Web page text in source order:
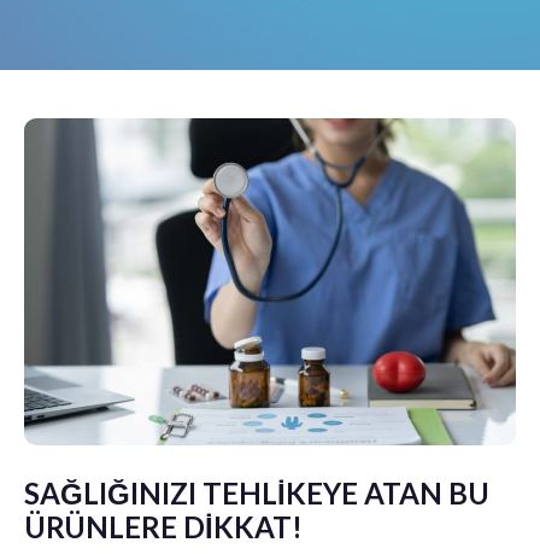
SAĞLIĞINIZI TEHLİKEYE ATAN BU
ÜRÜNLERE DİKKAT!